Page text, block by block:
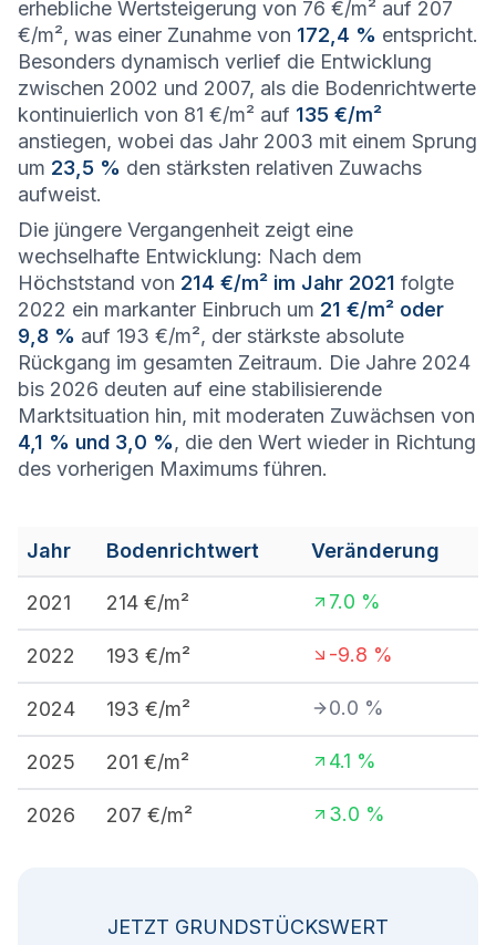
erhebliche Wertsteigerung von 76 €/m² auf 207
€/m², was einer Zunahme von 172,4 % entspricht.
Besonders dynamisch verlief die Entwicklung
zwischen 2002 und 2007, als die Bodenrichtwerte
kontinuierlich von 81 €/m² auf 135 €/m²
anstiegen, wobei das Jahr 2003 mit einem Sprung
um 23,5 % den stärksten relativen Zuwachs
aufweist.
Die jüngere Vergangenheit zeigt eine
wechselhafte Entwicklung: Nach dem
Höchststand von 214 €/m² im Jahr 2021 folgte
2022 ein markanter Einbruch um 21 €/m² oder
9,8 % auf 193 €/m², der stärkste absolute
Rückgang im gesamten Zeitraum. Die Jahre 2024
bis 2026 deuten auf eine stabilisierende
Marktsituation hin, mit moderaten Zuwächsen von
4,1 % und 3,0 %, die den Wert wieder in Richtung
des vorherigen Maximums führen.
Jahr Bodenrichtwert Veränderung
2021 214 €/m² 7.0 %
2022 193 €/m² -9.8 %
2024 193 €/m² 0.0 %
2025 201 €/m² 4.1 %
2026 207 €/m² 3.0 %
JETZT GRUNDSTÜCKSWERT